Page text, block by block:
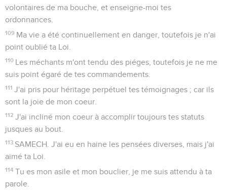
volontaires de ma bouche, et enseigne-moi tes
ordonnances.
109 Ma vie a été continuellement en danger, toutefois je n'ai
point oublié ta Loi.
110 Les méchants m'ont tendu des piéges, toutefois je ne me
suis point égaré de tes commandements.
111 J'ai pris pour héritage perpétuel tes témoignages ; car ils
sont la joie de mon coeur.
112 J'ai incliné mon coeur à accomplir toujours tes statuts
jusques au bout.
113 SAMECH. J'ai eu en haine les pensées diverses, mais j'ai
aimé ta Loi.
114 Tu es mon asile et mon bouclier, je me suis attendu à ta
parole.